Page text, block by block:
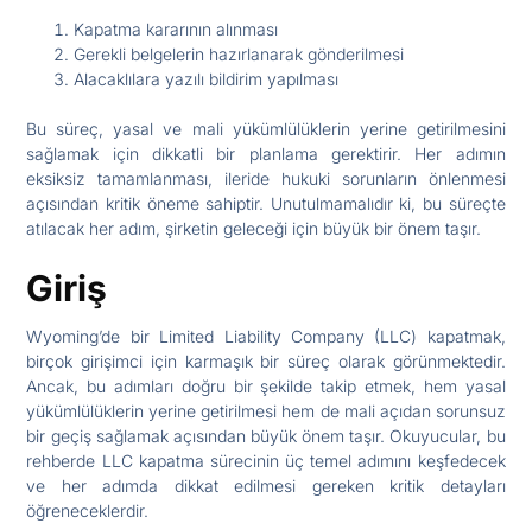
Kapatma kararının alınması
Gerekli belgelerin hazırlanarak gönderilmesi
Alacaklılara yazılı bildirim yapılması
Bu süreç, yasal ve mali yükümlülüklerin yerine getirilmesini
sağlamak için dikkatli bir planlama gerektirir. Her adımın
eksiksiz tamamlanması, ileride hukuki sorunların önlenmesi
açısından kritik öneme sahiptir. Unutulmamalıdır ki, bu süreçte
atılacak her adım, şirketin geleceği için büyük bir önem taşır.
Giriş
Wyoming’de bir Limited Liability Company (LLC) kapatmak,
birçok girişimci için karmaşık bir süreç olarak görünmektedir.
Ancak, bu adımları doğru bir şekilde takip etmek, hem yasal
yükümlülüklerin yerine getirilmesi hem de mali açıdan sorunsuz
bir geçiş sağlamak açısından büyük önem taşır. Okuyucular, bu
rehberde LLC kapatma sürecinin üç temel adımını keşfedecek
ve her adımda dikkat edilmesi gereken kritik detayları
öğreneceklerdir.